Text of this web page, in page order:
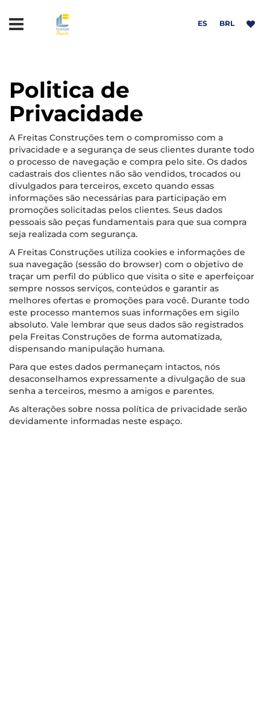
ES BRL
Politica de
Privacidade
A Freitas Construções tem o compromisso com a
privacidade e a segurança de seus clientes durante todo
o processo de navegação e compra pelo site. Os dados
cadastrais dos clientes não são vendidos, trocados ou
divulgados para terceiros, exceto quando essas
informações são necessárias para participação em
promoções solicitadas pelos clientes. Seus dados
pessoais são peças fundamentais para que sua compra
seja realizada com segurança.
A Freitas Construções utiliza cookies e informações de
sua navegação (sessão do browser) com o objetivo de
traçar um perfil do público que visita o site e aperfeiçoar
sempre nossos serviços, conteúdos e garantir as
melhores ofertas e promoções para você. Durante todo
este processo mantemos suas informações em sigilo
absoluto. Vale lembrar que seus dados são registrados
pela Freitas Construções de forma automatizada,
dispensando manipulação humana.
Para que estes dados permaneçam intactos, nós
desaconselhamos expressamente a divulgação de sua
senha a terceiros, mesmo a amigos e parentes.
As alterações sobre nossa política de privacidade serão
devidamente informadas neste espaço.